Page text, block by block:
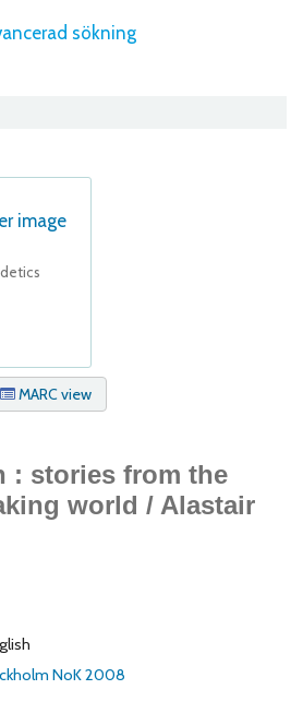
sökning
MARC view
: stories from the
world / Alastair
NoK2008